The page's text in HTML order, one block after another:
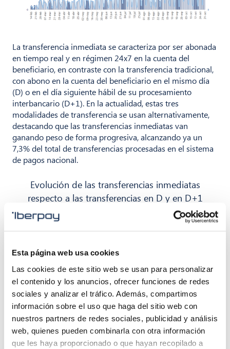
Esta página web usa cookies
Las cookies de este sitio web se usan para personalizar
el contenido y los anuncios, ofrecer funciones de redes
sociales y analizar el tráfico. Además, compartimos
información sobre el uso que haga del sitio web con
nuestros partners de redes sociales, publicidad y análisis
web, quienes pueden combinarla con otra información
que les haya proporcionado o que hayan recopilado a
La transferencia inmediata se caracteriza por ser abonada
en tiempo real y en régimen 24x7 en la cuenta del
beneficiario, en contraste con la transferencia tradicional,
con abono en la cuenta del beneficiario en el mismo día
(D) o en el día siguiente hábil de su procesamiento
interbancario (D+1). En la actualidad, estas tres
modalidades de transferencia se usan alternativamente,
destacando que las transferencias inmediatas van
ganando peso de forma progresiva, alcanzando ya un
7,3% del total de transferencias procesadas en el sistema
de pagos nacional.
Evolución de las transferencias inmediatas
respecto a las transferencias en D y en D+1